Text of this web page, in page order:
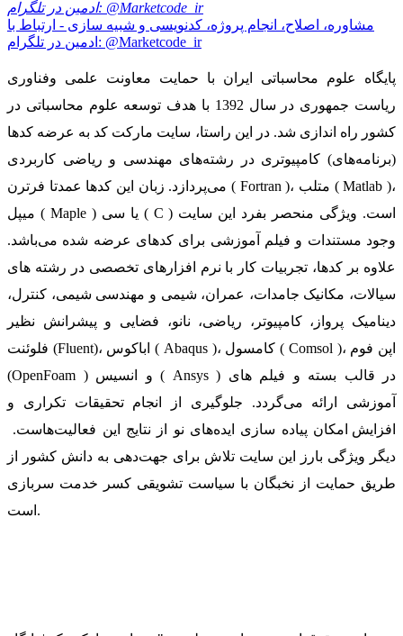
مشاوره، اصلاح، انجام پروژه، کدنویسی و شبیه سازی - ارتباط با
ادمین در تلگرام: @Marketcode_ir
پایگاه علوم محاسباتی ایران با حمایت معاونت علمی وفناوری
ریاست جمهوری در سال 1392 با هدف توسعه علوم محاسباتی در
کشور راه اندازی شد. در این راستا، سایت مارکت کد به عرضه کدها
(برنامه‌های) کامپیوتری در رشته‌های مهندسی و ریاضی کاربردی
می‌پردازد. زبان این کدها عمدتا فرترن ( Fortran )، متلب ( Matlab )،
میپل ( Maple ) یا سی ( C ) است. ویژگی منحصر بفرد این سایت
وجود مستندات و فیلم آموزشی برای کدهای عرضه شده می‌باشد.
علاوه بر کدها، تجربیات کار با نرم افزارهای تخصصی در رشته های
سیالات، مکانیک جامدات، عمران، شیمی و مهندسی شیمی، کنترل،
دینامیک پرواز، کامپیوتر، ریاضی، نانو، فضایی و پیشرانش نظیر
فلوئنت (Fluent)، اباکوس ( Abaqus )، کامسول ( Comsol )، اپن فوم
(OpenFoam ) و انسیس ( Ansys ) در قالب بسته‌ و فیلم های
آموزشی ارائه می‌گردد. جلوگیری از انجام تحقیقات تکراری و
افزایش امکان پیاده سازی ایده‌های نو از نتایج این فعالیت‌هاست.
دیگر ویژگی بارز این سایت تلاش برای جهت‌دهی به دانش کشور از
طریق حمایت از نخبگان با سیاست تشویقی کسر خدمت سربازی
است.